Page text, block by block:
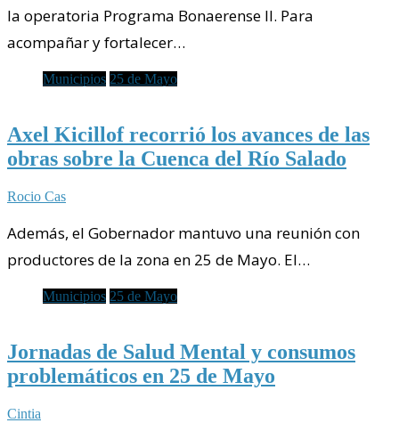
la operatoria Programa Bonaerense II. Para
acompañar y fortalecer…
Municipios 25 de Mayo
Axel Kicillof recorrió los avances de las
obras sobre la Cuenca del Río Salado
Rocio Cas
Además, el Gobernador mantuvo una reunión con
productores de la zona en 25 de Mayo. El…
Municipios 25 de Mayo
Jornadas de Salud Mental y consumos
problemáticos en 25 de Mayo
Cintia